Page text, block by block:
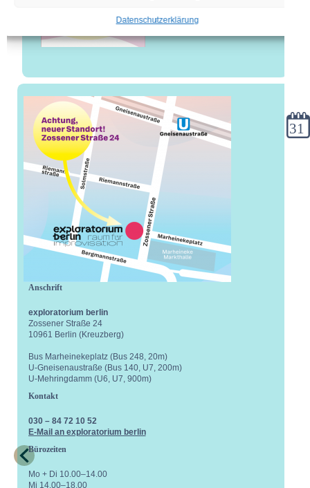
Datenschutzerklärung
Anschrift
exploratorium berlin
Zossener Straße 24
10961 Berlin (Kreuzberg)
Bus Marheinekeplatz (Bus 248, 20m)
U-Gneisenaustraße (Bus 140, U7, 200m)
U-Mehringdamm (U6, U7, 900m)
Kontakt
030 – 84 72 10 52
E-Mail an exploratorium berlin
Bürozeiten
Mo + Di 10.00–14.00
Mi 14.00–18.00